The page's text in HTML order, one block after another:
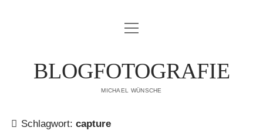
IMPRESSUM
Menü
öffnen
BLOGFOTOGRAFIE
MICHAEL WÜNSCHE
Schlagwort: capture